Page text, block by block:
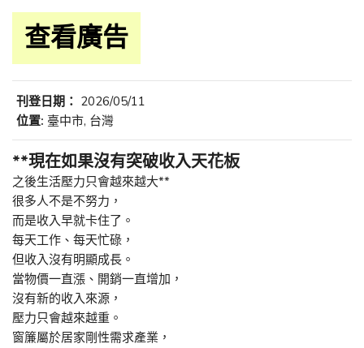
查看廣告
刊登日期： 2026/05/11
位置: 臺中市, 台灣
**現在如果沒有突破收入天花板
之後生活壓力只會越來越大**
很多人不是不努力，
而是收入早就卡住了。
每天工作、每天忙碌，
但收入沒有明顯成長。
當物價一直漲、開銷一直增加，
沒有新的收入來源，
壓力只會越來越重。
窗簾屬於居家剛性需求產業，